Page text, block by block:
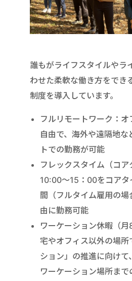
誰もがライフスタイルやラ
わせた柔軟な働き方をでき
制度を導入しています。
フルリモートワーク：
自由で、海外や遠隔地な
トでの勤務が可能
フレックスタイム（コア
10:00～15：00をコアタ
間（フルタイム雇用の場
由に勤務可能
ワーケーション休暇（
宅やオフィス以外の場所
ション」の推進に向けて
ワーケーション場所ま